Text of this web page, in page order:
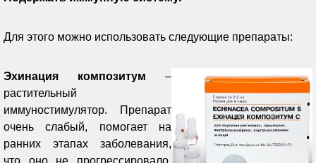
Для этого можно использовать следующие препараты:
Эхинация композитум –
растительный
иммуностимулятор. Препарат
очень слабый, помогает на
ранних этапах заболевания,
что оно не прогрессировало,